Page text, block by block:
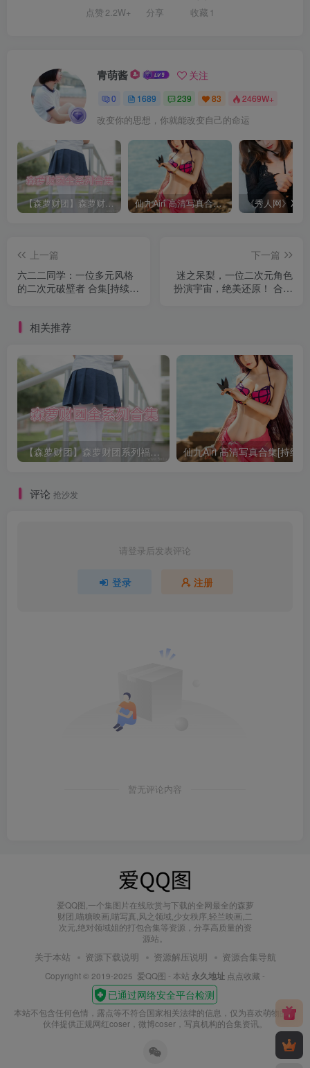
点赞 2.2W+ 分享 收藏 1
青萌酱 关注
0 1689 239 83 2469W+
改变你的思想，你就能改变自己的命运
【森萝财团】森萝财团系列福利原版无水印合集下载[与本站内容同步更新] 仙九Airi 高清写真合集[持续更新]
上一篇
六二二同学：一位多元风格
的二次元破壁者 合集[持续更
下一篇
迷之呆梨，一位二次元角色
扮演宇宙，绝美还原！ 合集
相关推荐
【森萝财团】森萝财团系列福利原版无水印合集下载[与本站内容同步更新] 仙九Airi 高清写真合集[持续
评论 抢沙发
请登录后发表评论
登录 注册
暂无评论内容
爱QQ图,一个集图片在线欣赏与下载的全网最全的森萝
财团,喵糖映画,喵写真,风之领域,少女秩序,轻兰映画,二
次元,绝对领域姐的打包合集等资源，分享高质量的资
源站。
关于本站 资源下载说明 资源解压说明 资源合集导航
Copyright © 2019-2025 爱QQ图 - 本站 永久地址 点点收藏 -
本站不包含任何色情，露点等不符合国家相关法律的信息，仅为喜欢萌物的小
伙伴提供正规网红coser，微博coser，写真机构的合集资讯。